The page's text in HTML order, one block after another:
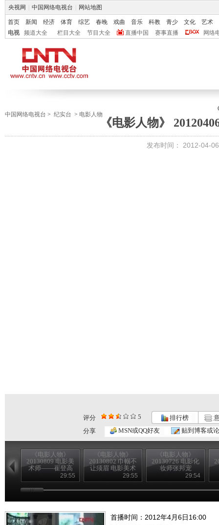
央视网 中国网络电视台 网站地图
首页 新闻 经济 体育 综艺 春晚 戏曲 音乐 科教 青少 文化
艺术
电视
频道大全 栏目大全 节目大全 直播中国 赛事直播 网络
中国网络电视台 > 纪实台 > 电影人物
《电影人物》
发布时间： 2012-04-
评分 5 排行榜
分享
MSN或QQ好友 贴到博客或
《电影人物》
20130809 电影美
术师——崔登高
29:55
《电影人物》
20130802 巾帼不
让须眉 电影美术
师——费兰馨
29:55
《电影人物》
20130726 电影化
妆师张邦宠
29:54
首播时间：2012年4月6日16:00